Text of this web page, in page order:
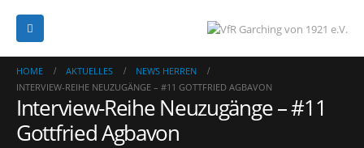
HOME AKTUELLES
NEWS HERREN
INTERVIEW-REIHE NEUZUGÄNGE – #11 GOTTFRIED AGBAVON
Interview-Reihe Neuzugänge – #11
Gottfried Agbavon